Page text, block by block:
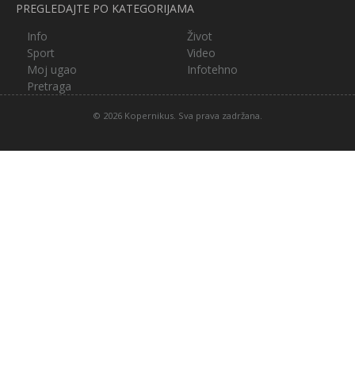
PREGLEDAJTE PO KATEGORIJAMA
Info
Život
Sport
Video
Moj ugao
Infotehno
Pretraga
© 2026 Kopernikus. Sva prava zadržana.